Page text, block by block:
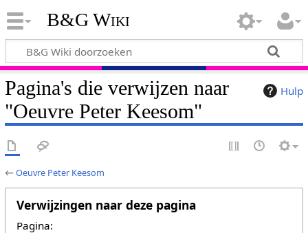
B&G Wiki
Hulp
Pagina's die verwijzen naar
"Oeuvre Peter Keesom"
←Oeuvre Peter Keesom
Verwijzingen naar deze pagina
Pagina: